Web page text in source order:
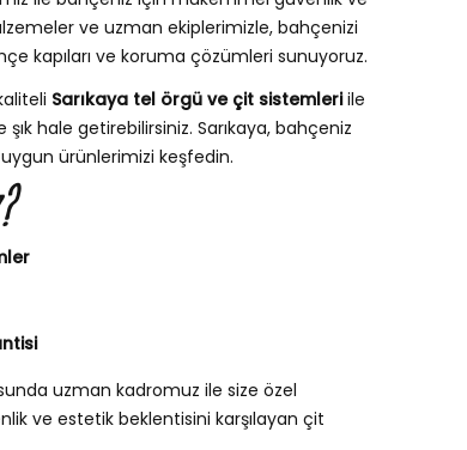
ve uzman ekiplerimizle, bahçenizi
kapıları ve koruma çözümleri sunuyoruz.
Sarıkaya tel örgü ve çit sistemleriile
şık hale getirebilirsiniz. Sarıkaya, bahçeniz
ürünlerimizi keşfedin.
uzman kadromuz ile size özel
ve estetik beklentisini karşılayan çit